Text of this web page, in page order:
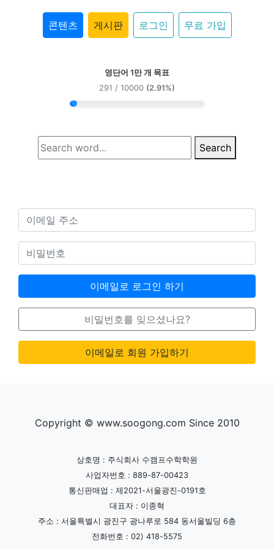
콘텐츠 게시판 로그인 무료 가입
영단어 1만 개 목표
291 / 10000 (2.91%)
Search
이메일로 로그인 하기
비밀번호를 잊으셨나요?
이메일로 회원 가입하기
Copyright © www.soogong.com Since 2010
상호명 : 주식회사 수캠프수학학원
사업자번호 : 889-87-00423
통신판매업 : 제2021-서울광진-0191호
대표자 : 이종혁
주소 : 서울특별시 광진구 광나루로 584 동서울빌딩 6층
전화번호 : 02) 418-5575